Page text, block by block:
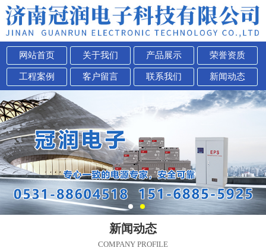
网站首页 关于我们 产品展示 荣誉资质
工程案例 客户留言 联系我们 新闻动态
新闻动态
COMPANY PROFILE